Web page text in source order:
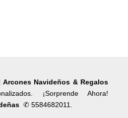
Arcones Navideños & Regalos
¡Sorprende Ahora!
✆ 5584682011.